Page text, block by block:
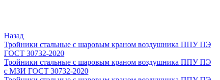
Назад
Тройники стальные с шаровым краном воздушника ППУ ПЭ
ГОСТ 30732-2020
Тройники стальные с шаровым краном воздушника ППУ ПЭ
с МЗИ ГОСТ 30732-2020